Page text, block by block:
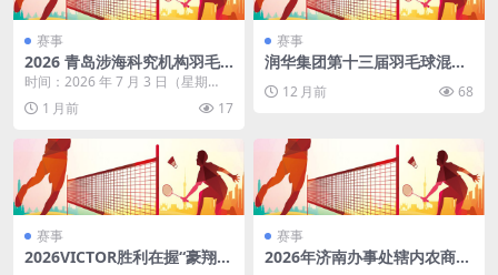
赛事
2026 青岛涉海科究机构羽毛
球联谊赛
时间：2026 年 7 月 3 日（星期
五）08:30~16:00 地点：城阳青...
1 月前 17
赛事
润华集团第十三届羽毛球混合
12 月前 68
赛事
2026VICTOR胜利在握“豪翔
赛事
2026年济南办事处辖内农商银